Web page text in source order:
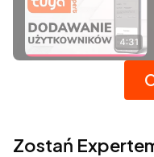
Naciśnij Enter lub
Zostań